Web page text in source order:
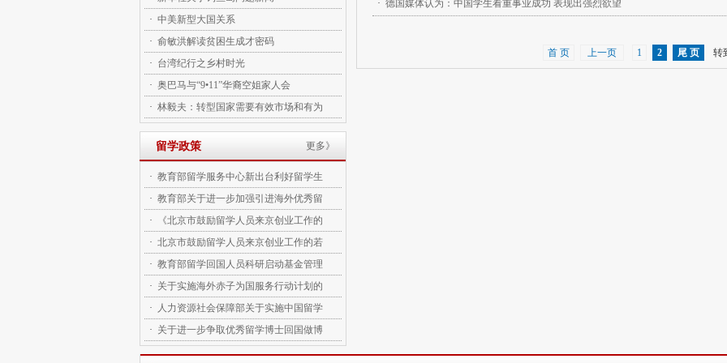
· 中美新型大国关系
· 俞敏洪解读贫困生成才密码
· 台湾纪行之乡村时光
· 奥巴马与“9•11”华裔空姐家人会
· 林毅夫：转型国家需要有效市场和有为
留学政策 更多》
· 教育部留学服务中心新出台利好留学生
· 教育部关于进一步加强引进海外优秀留
·
《北京市鼓励留学人员来京创业工作的
· 北京市鼓励留学人员来京创业工作的若
· 教育部留学回国人员科研启动基金管理
· 关于实施海外赤子为国服务行动计划的
·
人力资源社会保障部关于实施中国留学
· 关于进一步争取优秀留学博士回国做博
· 德国媒体认为：中国学生看重事业成功 表现出强烈欲望
首 页 上一页 1 2 尾 页 转